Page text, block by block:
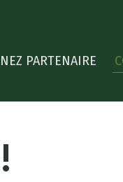
PARTENAIRE